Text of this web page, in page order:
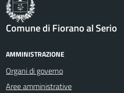
Comune di Fiorano al Serio
AMMINISTRAZIONE
Organi di governo
Aree amministrative